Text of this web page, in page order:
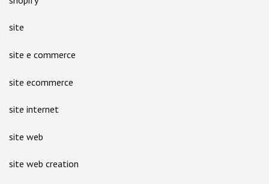
site
site e commerce
site ecommerce
site internet
site web
site web creation